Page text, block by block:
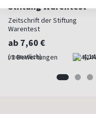
Stiftung Warentest
Zeitschrift der Stiftung
Warentest
ab 7,60 €
(monatlich) 4,14